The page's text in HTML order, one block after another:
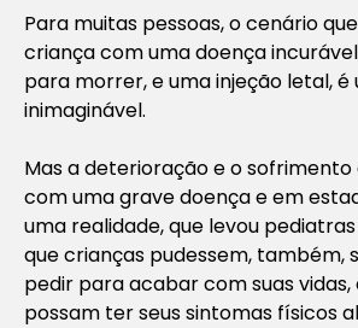
Para muitas pessoas, o cenário
criança com uma doença
para morrer, e uma injeção letal, é
inimaginável.
Mas a deterioração e o
com uma grave doença e em
uma realidade, que levou
que crianças pudessem, também,
pedir para acabar com suas vidas,
possam ter seus sintomas físicos